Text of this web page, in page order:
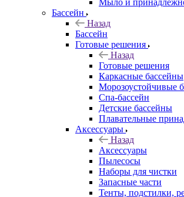
Мыло и
Бассейн
Назад
Бассейн
Готовые решения
Назад
Готовые решения
Каркасные бассейны
Морозоустойчивые
Спа-бассейн
Детские бассейны
Плавательные
Аксессуары
Назад
Аксессуары
Пылесосы
Наборы для чистки
Запасные части
Тенты, подстилки,